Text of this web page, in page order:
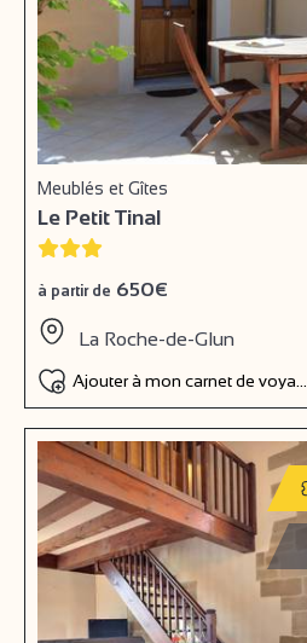
Meublés et Gîtes
Le Petit Tinal
à partir de 650€
La Roche-de-Glun
Ajouter à mon carnet de voyage